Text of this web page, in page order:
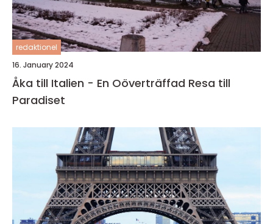
redaktionel
16. January 2024
Åka till Italien - En Oöverträffad Resa till
Paradiset